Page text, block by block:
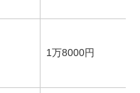
1万8000円